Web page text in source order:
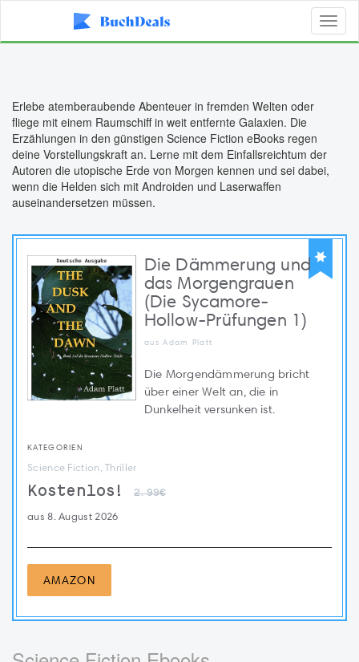
Erlebe atemberaubende Abenteuer in fremden Welten oder
fliege mit einem Raumschiff in weit entfernte Galaxien. Die
Erzählungen in den günstigen Science Fiction eBooks regen
deine Vorstellungskraft an. Lerne mit dem Einfallsreichtum der
Autoren die utopische Erde von Morgen kennen und sei dabei,
wenn die Helden sich mit Androiden und Laserwaffen
auseinandersetzen müssen.
Die Dämmerung und
das Morgengrauen
(Die Sycamore-
Hollow-Prüfungen 1)
aus Adam Platt
Die Morgendämmerung bricht
über einer Welt an, die in
Dunkelheit versunken ist.
KATEGORIEN
Science Fiction, Thriller
Kostenlos! 2.99€
aus 8. August 2026
AMAZON